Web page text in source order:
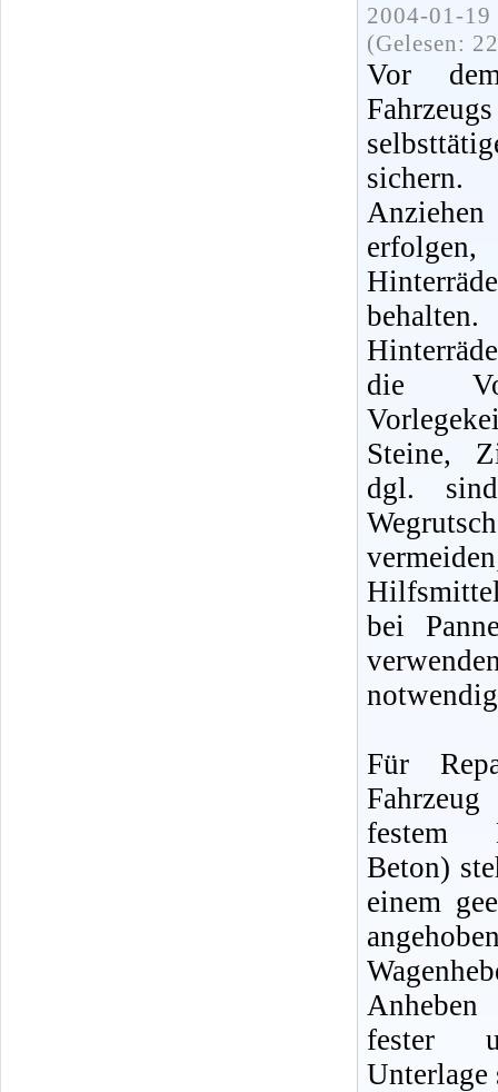
2004-01-
(Gelesen:
Vor
die
Steine,
dgl.
bei
Für
festem
Beton)
einem
fester
Unterlage